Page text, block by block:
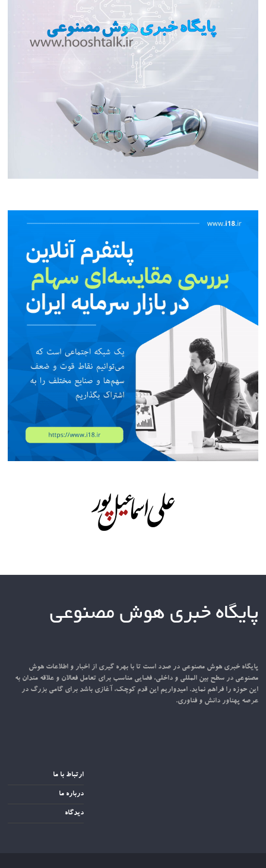
پایگاه خبری هوش مصنوعی
پایگاه خبری هوش مصنوعی در صدد است تا با بهره گیری از اخبار و اطلاعات هوش
مصنوعی در سطح بین المللی و داخلی، فضایی مناسب برای تعامل فعالان و علاقه مندان به
این حوزه را فراهم نماید. امیدواریم این قدم کوچک، آغازی باشد برای گامی بزرگ در
عرصه پهناور دانش و فناوری.
ارتباط با ما
درباره ما
دیدگاه